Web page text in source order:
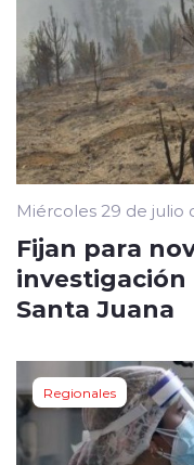
Miércoles 29 de julio
Fijan para
Santa Juana
Regionales